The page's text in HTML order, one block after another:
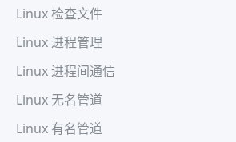
Linux 检查文件
Linux 进程管理
Linux 进程间通信
Linux 无名管道
Linux 有名管道